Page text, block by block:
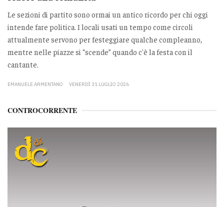
Le sezioni di partito sono ormai un antico ricordo per chi oggi
intende fare politica. I locali usati un tempo come circoli
attualmente servono per festeggiare qualche compleanno,
mentre nelle piazze si “scende” quando c'è la festa con il
cantante.
EMANUELE ARMENTANO VENERDÌ 31 LUGLIO 2026
CONTROCORRENTE